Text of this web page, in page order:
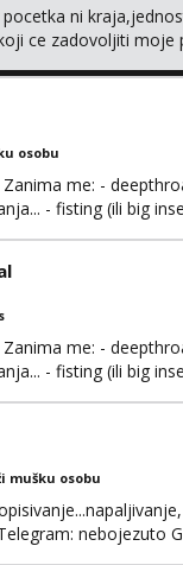
ni
ce zadovoljiti
osobu
me: -
- fisting (ili big
me: -
- fisting (ili big
mušku osobu
nebojezuto